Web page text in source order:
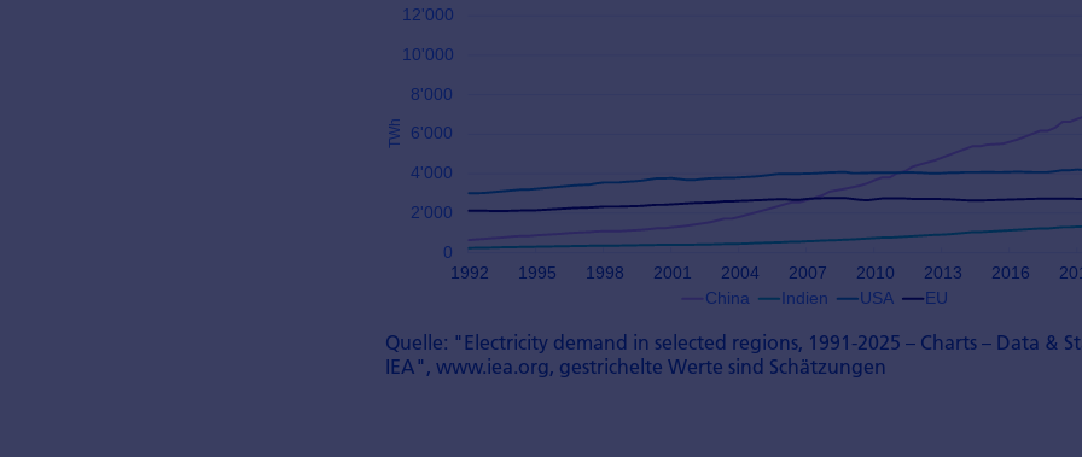
Quelle: "Electricity demand in selected regions, 1991-2025 – Charts – Data &
IEA", www.iea.org, gestrichelte Werte sind Schätzungen